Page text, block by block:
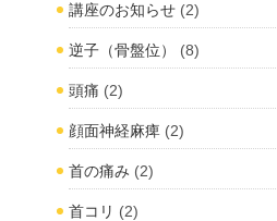
講座のお知らせ (2)
逆子（骨盤位） (8)
頭痛 (2)
顔面神経麻痺 (2)
首の痛み (2)
首コリ (2)